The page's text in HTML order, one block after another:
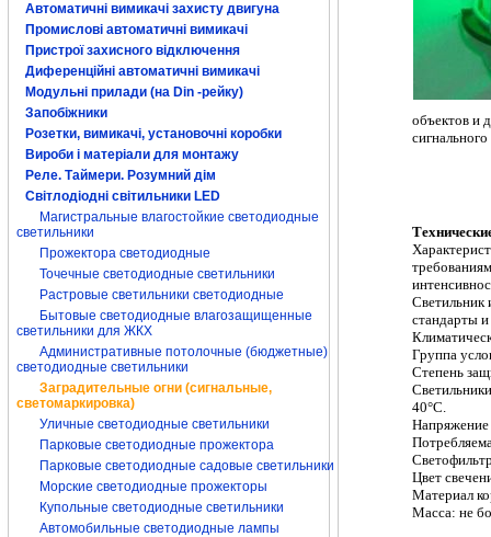
Автоматичні вимикачі захисту двигуна
Промислові автоматичні вимикачі
Пристрої захисного відключення
Диференційні автоматичні вимикачі
Модульні прилади (на Din -рейку)
Запобіжники
Розетки, вимикачі, установочні коробки
Вироби і матеріали для монтажу
Реле. Таймери. Розумний дім
Світлодіодні світильники LED
Магистральные влагостойкие светодиодные
светильники
Прожектора светодиодные
Точечные светодиодные светильники
Растровые светильники светодиодные
Бытовые светодиодные влагозащищенные
светильники для ЖКХ
Административные потолочные (бюджетные)
светодиодные светильники
Заградительные огни (сигнальные,
светомаркировка)
Уличные светодиодные светильники
Парковые светодиодные прожектора
Парковые светодиодные садовые светильники
Морские светодиодные прожекторы
Купольные светодиодные светильники
Автомобильные светодиодные лампы
объектов и
Светильник
стандарты
Группа
Степень
40°С.
Цвет
Материал
Масса: не